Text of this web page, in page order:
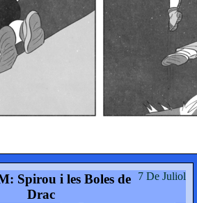
7 De Juliol
Spirou i les Boles de
Drac